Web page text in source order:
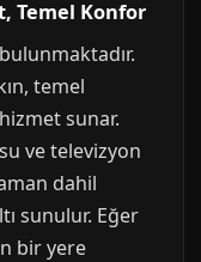
Temel Konfor
temel
sunar.
ve televizyon
dahil
sunulur. Eğer
bir yere